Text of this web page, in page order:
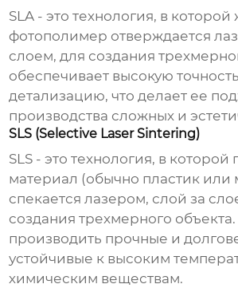
SLA - это технология, в
фотополимер отверждается
слоем, для создания
обеспечивает высокую
детализацию, что делает ее
производства сложных и
SLS (Selective Laser Sintering)
SLS - это технология, в
материал (обычно пластик или
спекается лазером, слой за
создания трехмерного объекта.
производить прочные и
устойчивые к высоким
химическим веществам.